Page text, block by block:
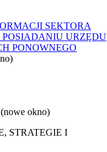
SEKTORA
URZĘDU
PONOWNEGO
(nowe okno)
STRATEGIE I